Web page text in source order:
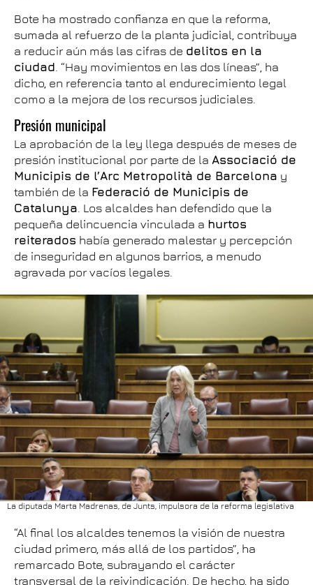
Bote ha mostrado confianza en que la reforma,
sumada al refuerzo de la planta judicial, contribuya
a reducir aún más las cifras de delitos en la
ciudad . “Hay movimientos en las dos líneas”, ha
dicho, en referencia tanto al endurecimiento legal
como a la mejora de los recursos judiciales.
Presión municipal
La aprobación de la ley llega después de meses de
presión institucional por parte de la Associació de
Municipis de l’Arc Metropolità de Barcelona y
también de la Federació de Municipis de
Catalunya . Los alcaldes han defendido que la
pequeña delincuencia vinculada a hurtos
reiterados había generado malestar y percepción
de inseguridad en algunos barrios, a menudo
agravada por vacíos legales.
La diputada Marta Madrenas, de Junts, impulsora de la reforma legislativa
“Al final los alcaldes tenemos la visión de nuestra
ciudad primero, más allá de los partidos”, ha
remarcado Bote, subrayando el carácter
transversal de la reivindicación. De hecho, ha sido